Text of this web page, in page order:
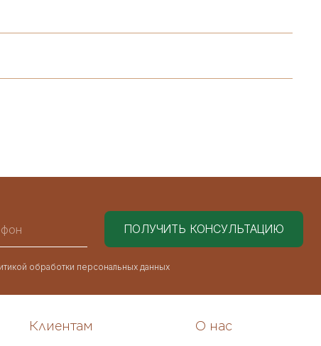
обработки персональных данных
Клиентам О нас